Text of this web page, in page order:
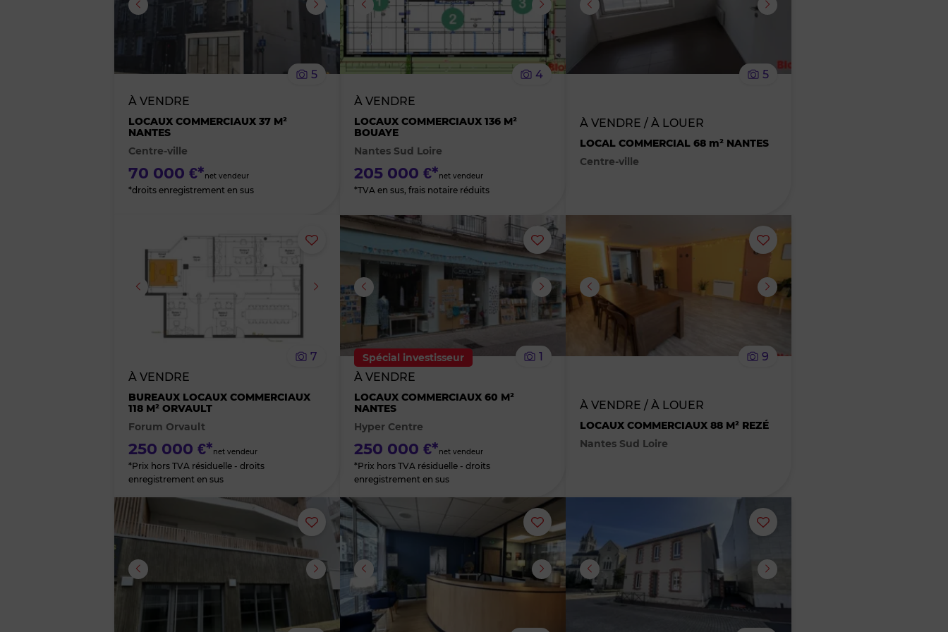
supprimer
favoris
5
À VENDRE
LOCAUX COMMERCIAUX 37 M²
NANTES
Centre-ville
70 000 €*net vendeur
*droits enregistrement en sus
supprimer
le
4
À VENDRE
LOCAUX COMMERCIAUX 136 M²
BOUAYE
Nantes Sud Loire
205 000 €*net vendeur
*TVA en sus, frais notaire réduits
5
À VENDRE / À LOUER
LOCAL COMMERCIAL 68 m² NANTES
Centre-ville
Ajouter
supprimer
7
À VENDRE
BUREAUX LOCAUX COMMERCIAUX
118 M² ORVAULT
Forum Orvault
250 000 €*net vendeur
*Prix hors TVA résiduelle - droits
enregistrement en sus
Ajouter
ou
supprimer
Spécial investisseur
1
À VENDRE
LOCAUX COMMERCIAUX 60 M²
NANTES
Hyper Centre
250 000 €*net vendeur
*Prix hors TVA résiduelle - droits
enregistrement en sus
Ajouter
ou
9
À VENDRE / À LOUER
LOCAUX COMMERCIAUX 88 M² REZÉ
Nantes Sud Loire
Ajouter
ou
supprimer
le
Ajouter
ou
supprimer
Ajouter
ou